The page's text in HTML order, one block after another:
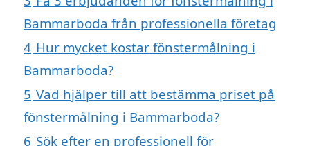
Bammarboda från professionella företag
4 Hur mycket kostar fönstermålning i
Bammarboda?
5 Vad hjälper till att bestämma priset på
fönstermålning i Bammarboda?
6 Sök efter en professionell för